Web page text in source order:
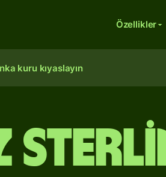
Özellikler
kuru kıyaslayın